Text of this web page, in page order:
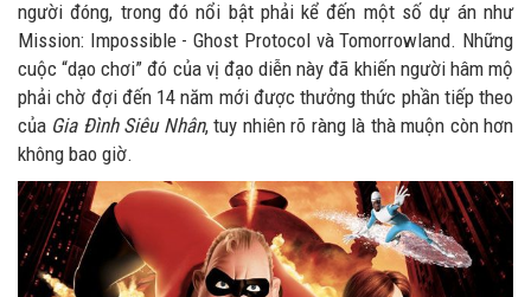
người đóng, trong đó nổi bật phải kể đến một số dự án như
Mission: Impossible - Ghost Protocol và Tomorrowland. Những
cuộc “dạo chơi” đó của vị đạo diễn này đã khiến người hâm mộ
phải chờ đợi đến 14 năm mới được thưởng thức phần tiếp theo
của Gia Đình Siêu Nhân, tuy nhiên rõ ràng là thà muộn còn hơn
không bao giờ.